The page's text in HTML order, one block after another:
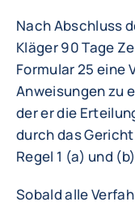
Nach Abschluss
Kläger 90 Tage
Formular 25 eine
Anweisungen zu
der er die
durch das
Regel 1 (a) und
Sobald alle